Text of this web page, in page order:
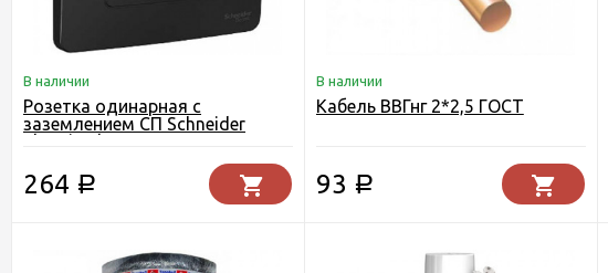
В наличии
Розетка одинарная с
заземлением СП Schneider
Electric Blanca антрацит
264 Р
В наличии
Кабель ВВГнг 2*2,5 ГОСТ
93 Р